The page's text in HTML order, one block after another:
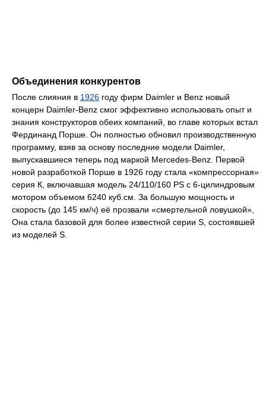
Объединения конкурентов
После слияния в 1926 году фирм Daimler и Benz новый
концерн Daimler-Benz смог эффективно использовать опыт и
знания конструкторов обеих компаний, во главе которых встал
Фердинанд Порше. Он полностью обновил производственную
программу, взяв за основу последние модели Daimler,
выпускавшиеся теперь под маркой Mercedes-Benz. Первой
новой разработкой Порше в 1926 году стала «компрессорная»
серия К, включавшая модель 24/110/160 PS с 6-цилиндровым
мотором объемом 6240 куб.см. За большую мощность и
скорость (до 145 км/ч) её прозвали «смертельной ловушкой»,
Она стала базовой для более известной серии S, состоявшей
из моделей S.